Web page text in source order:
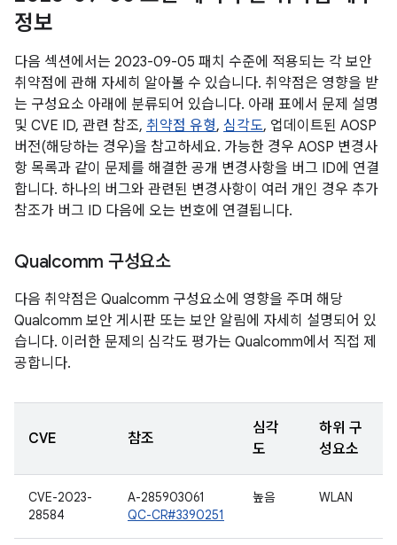
정보
다음 섹션에서는 2023-09-05 패치 수준에 적용되는 각 보안
취약점에 관해 자세히 알아볼 수 있습니다. 취약점은 영향을 받
는 구성요소 아래에 분류되어 있습니다. 아래 표에서 문제 설명
및 CVE ID, 관련 참조, 취약점 유형, 심각도, 업데이트된 AOSP
버전(해당하는 경우)을 참고하세요. 가능한 경우 AOSP 변경사
항 목록과 같이 문제를 해결한 공개 변경사항을 버그 ID에 연결
합니다. 하나의 버그와 관련된 변경사항이 여러 개인 경우 추가
참조가 버그 ID 다음에 오는 번호에 연결됩니다.
Qualcomm 구성요소
다음 취약점은 Qualcomm 구성요소에 영향을 주며 해당
Qualcomm 보안 게시판 또는 보안 알림에 자세히 설명되어 있
습니다. 이러한 문제의 심각도 평가는 Qualcomm에서 직접 제
공합니다.
CVE 참조
심각
도
하위 구
성요소
CVE-2023-
28584
A-285903061
QC-CR#3390251
높음 WLAN